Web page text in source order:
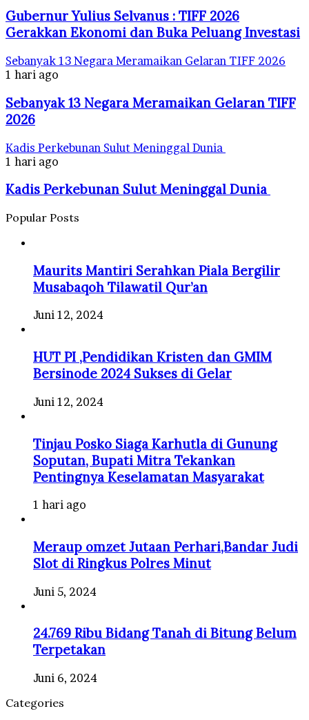
Gubernur Yulius Selvanus : TIFF 2026
Gerakkan Ekonomi dan Buka Peluang Investasi
Sebanyak 13 Negara Meramaikan Gelaran TIFF 2026
1 hari ago
Sebanyak 13 Negara Meramaikan Gelaran TIFF
2026
Kadis Perkebunan Sulut Meninggal Dunia
1 hari ago
Kadis Perkebunan Sulut Meninggal Dunia
Popular Posts
Maurits Mantiri Serahkan Piala Bergilir
Musabaqoh Tilawatil Qur’an
Juni 12, 2024
HUT PI ,Pendidikan Kristen dan GMIM
Bersinode 2024 Sukses di Gelar
Juni 12, 2024
Tinjau Posko Siaga Karhutla di Gunung
Soputan, Bupati Mitra Tekankan
Pentingnya Keselamatan Masyarakat
1 hari ago
Meraup omzet Jutaan Perhari,Bandar Judi
Slot di Ringkus Polres Minut
Juni 5, 2024
24.769 Ribu Bidang Tanah di Bitung Belum
Terpetakan
Juni 6, 2024
Categories